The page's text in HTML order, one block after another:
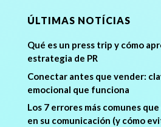
ÚLTIMAS NOTÍCIAS
Qué es un press trip y cómo
estrategia de PR
Conectar antes que vender:
emocional que funciona
Los 7 errores más comunes
en su comunicación (y cómo